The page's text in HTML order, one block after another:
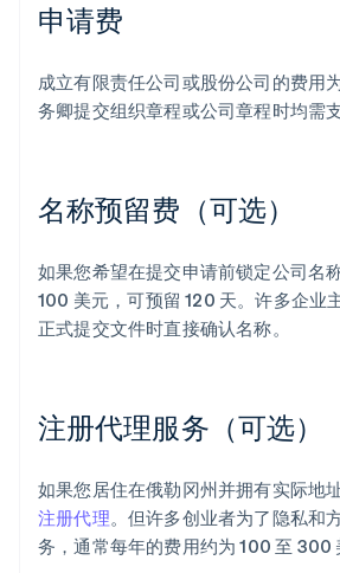
申请费
成立有限责任公司或股份公司的费用
务卿提交组织章程或公司章程时均需支
名称预留费（可选）
如果您希望在提交申请前锁定公司名
100 美元，可预留 120 天。许多企业
正式提交文件时直接确认名称。
注册代理服务（可选）
如果您居住在俄勒冈州并拥有实际地
注册代理。但许多创业者为了隐私和
务，通常每年的费用约为 100 至 300